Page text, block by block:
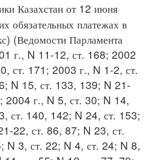
Казахстан от 12 июня
обязательных платежах в
(Ведомости Парламента
г., N 11-12, ст. 168; 2002
ст. 171; 2003 г., N 1-2, ст.
N 15, ст. 133, 139; N 21-
2004 г., N 5, ст. 30; N 14,
ст. 140, 142; N 24, ст. 153;
22, ст. 86, 87; N 23, ст.
N 3, ст. 22; N 4, ст. 24; N 8,